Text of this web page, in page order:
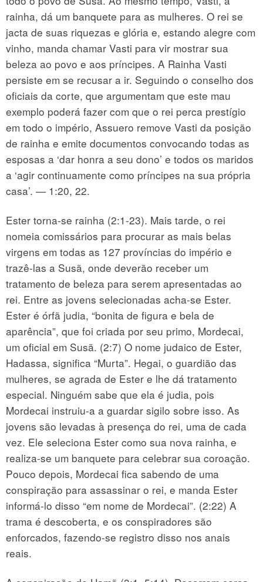
rainha, dá um banquete para as mulheres. O rei se
jacta de suas riquezas e glória e, estando alegre com
vinho, manda chamar Vasti para vir mostrar sua
beleza ao povo e aos príncipes. A Rainha Vasti
persiste em se recusar a ir. Seguindo o conselho dos
oficiais da corte, que argumentam que este mau
exemplo poderá fazer com que o rei perca prestígio
em todo o império, Assuero remove Vasti da posição
de rainha e emite documentos convocando todas as
esposas a ‘dar honra a seu dono’ e todos os maridos
a ‘agir continuamente como príncipes na sua própria
casa’. — 1:20, 22.
Ester torna-se rainha (2:1-23). Mais tarde, o rei
nomeia comissários para procurar as mais belas
virgens em todas as 127 províncias do império e
trazê-las a Susã, onde deverão receber um
tratamento de beleza para serem apresentadas ao
rei. Entre as jovens selecionadas acha-se Ester.
Ester é órfã judia, “bonita de figura e bela de
aparência”, que foi criada por seu primo, Mordecai,
um oficial em Susã. (2:7) O nome judaico de Ester,
Hadassa, significa “Murta”. Hegai, o guardião das
mulheres, se agrada de Ester e lhe dá tratamento
especial. Ninguém sabe que ela é judia, pois
Mordecai instruiu-a a guardar sigilo sobre isso. As
jovens são levadas à presença do rei, uma de cada
vez. Ele seleciona Ester como sua nova rainha, e
realiza-se um banquete para celebrar sua coroação.
Pouco depois, Mordecai fica sabendo de uma
conspiração para assassinar o rei, e manda Ester
informá-lo disso “em nome de Mordecai”. (2:22) A
trama é descoberta, e os conspiradores são
enforcados, fazendo-se registro disso nos anais
reais.